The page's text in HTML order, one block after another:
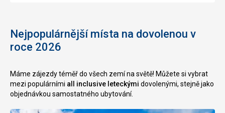
Nejpopulárnější místa na dovolenou v
roce 2026
Máme zájezdy téměř do všech zemí na světě! Můžete si vybrat
mezi populárními all inclusive leteckými dovolenými, stejně jako
objednávkou samostatného ubytování.